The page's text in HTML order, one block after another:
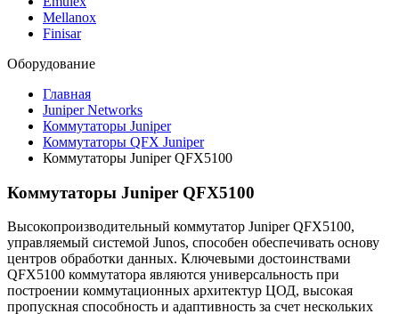
Mellanox
Finisar
Оборудование
Главная
Juniper Networks
Коммутаторы Juniper
Коммутаторы QFX Juniper
Коммутаторы Juniper QFX5100
Коммутаторы Juniper QFX5100
Высокопроизводительный коммутатор Juniper QFX5100,
управляемый системой Junos, способен обеспечивать основу
центров обработки данных. Ключевыми достоинствами
QFX5100 коммутатора являются универсальность при
построении коммутационных архитектур ЦОД, высокая
пропускная способность и адаптивность за счет нескольких